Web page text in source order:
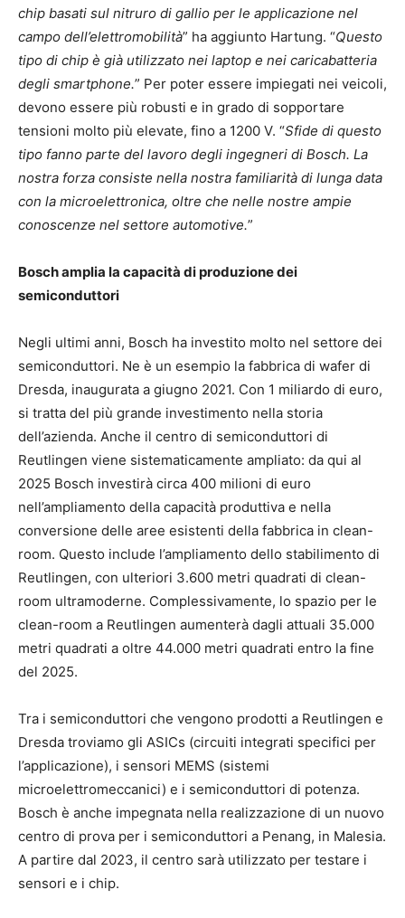
chip basati sul nitruro di gallio per le applicazione nel
campo dell’elettromobilità” ha aggiunto Hartung. “Questo
tipo di chip è già utilizzato nei laptop e nei caricabatteria
degli smartphone.” Per poter essere impiegati nei veicoli,
devono essere più robusti e in grado di sopportare
tensioni molto più elevate, fino a 1200 V. “Sfide di questo
tipo fanno parte del lavoro degli ingegneri di Bosch. La
nostra forza consiste nella nostra familiarità di lunga data
con la microelettronica, oltre che nelle nostre ampie
conoscenze nel settore automotive.”
Bosch amplia la capacità di produzione dei
semiconduttori
Negli ultimi anni, Bosch ha investito molto nel settore dei
semiconduttori. Ne è un esempio la fabbrica di wafer di
Dresda, inaugurata a giugno 2021. Con 1 miliardo di euro,
si tratta del più grande investimento nella storia
dell’azienda. Anche il centro di semiconduttori di
Reutlingen viene sistematicamente ampliato: da qui al
2025 Bosch investirà circa 400 milioni di euro
nell’ampliamento della capacità produttiva e nella
conversione delle aree esistenti della fabbrica in clean-
room. Questo include l’ampliamento dello stabilimento di
Reutlingen, con ulteriori 3.600 metri quadrati di clean-
room ultramoderne. Complessivamente, lo spazio per le
clean-room a Reutlingen aumenterà dagli attuali 35.000
metri quadrati a oltre 44.000 metri quadrati entro la fine
del 2025.
Tra i semiconduttori che vengono prodotti a Reutlingen e
Dresda troviamo gli ASICs (circuiti integrati specifici per
l’applicazione), i sensori MEMS (sistemi
microelettromeccanici) e i semiconduttori di potenza.
Bosch è anche impegnata nella realizzazione di un nuovo
centro di prova per i semiconduttori a Penang, in Malesia.
A partire dal 2023, il centro sarà utilizzato per testare i
sensori e i chip.